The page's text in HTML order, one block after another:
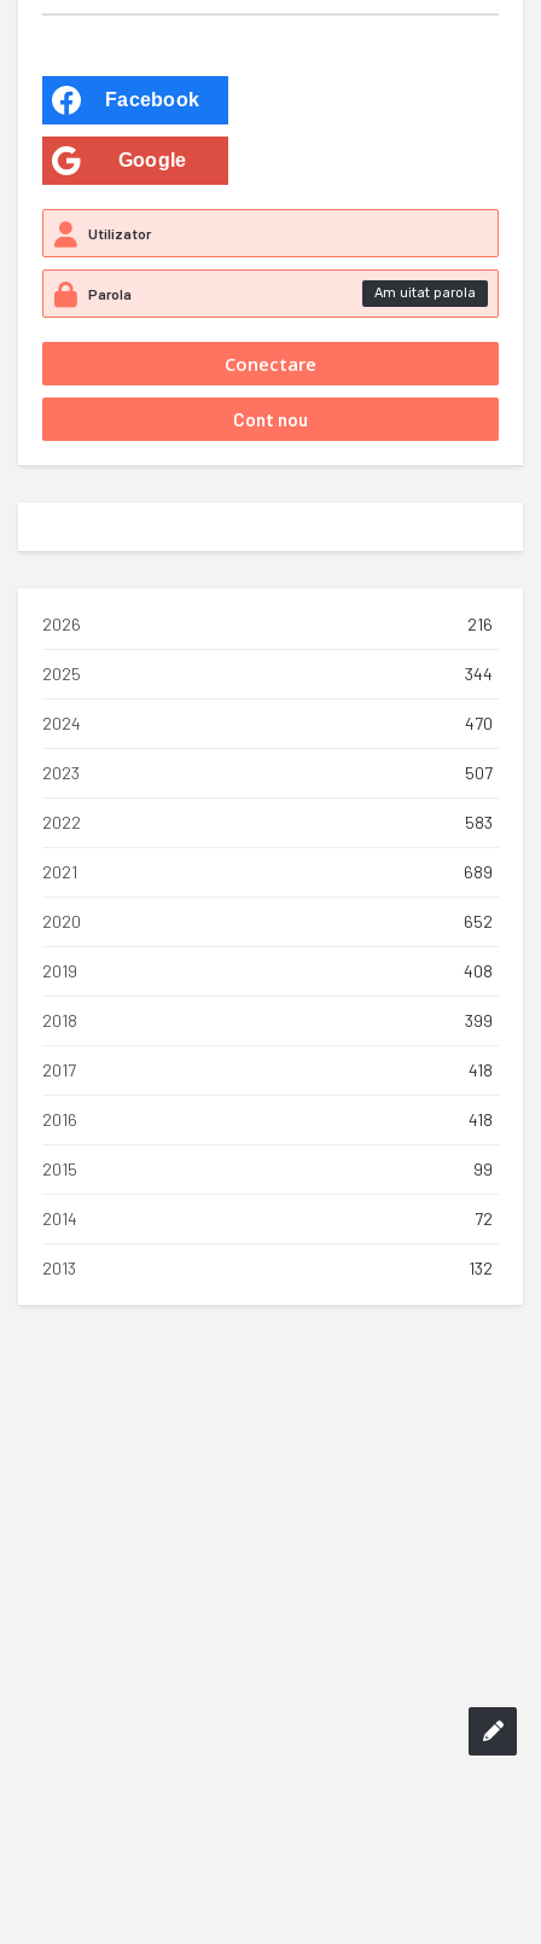
Facebook
Google
Am uitat parola
2026 216
2025 344
2024 470
2023 507
2022 583
2021 689
2020 652
2019 408
2018 399
2017 418
2016 418
2015 99
2014 72
2013 132